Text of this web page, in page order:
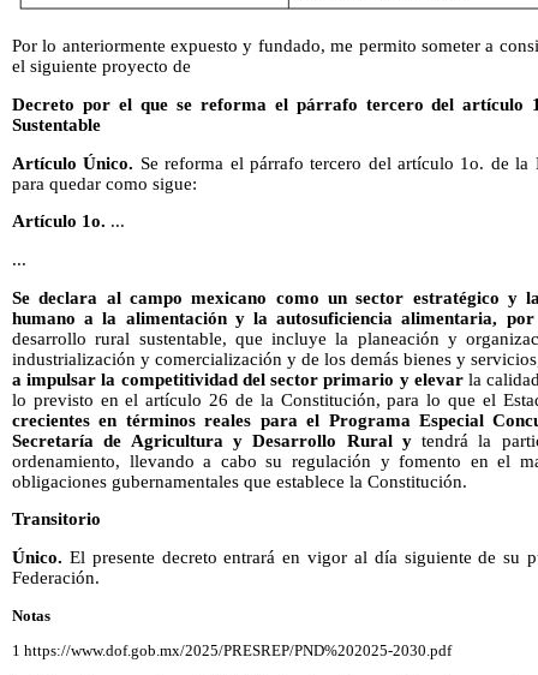
Por lo anteriormente expuesto y fundado, me permito someter a
el siguiente proyecto de
Decreto por el que se reforma el párrafo tercero del artículo
Sustentable
Artículo Único. Se reforma el párrafo tercero del artículo 1o. de la
para quedar como sigue:
Artículo 1o. ...
...
Se declara al campo mexicano como un sector estratégico y
humano a la alimentación y la autosuficiencia alimentaria,
desarrollo rural sustentable, que incluye la planeación y
industrialización y comercialización y de los demás bienes y
a impulsar la competitividad del sector primario y elevarla
lo previsto en el artículo 26 de la Constitución, para lo que el
crecientes en términos reales para el Programa Especial
Secretaría de Agricultura y Desarrollo Rural ytendrá la
ordenamiento, llevando a cabo su regulación y fomento en el
obligaciones gubernamentales que establece la Constitución.
Transitorio
Único. El presente decreto entrará en vigor al día siguiente de
Federación.
Notas
1 https://www.dof.gob.mx/2025/PRESREP/PND%202025-2030.pdf